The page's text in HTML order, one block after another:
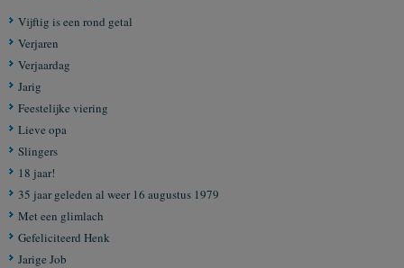
Vijftig is een rond getal
Verjaren
Verjaardag
Jarig
Feestelijke viering
Lieve opa
Slingers
18 jaar!
35 jaar geleden al weer 16 augustus 1979
Met een glimlach
Gefeliciteerd Henk
Jarige Job